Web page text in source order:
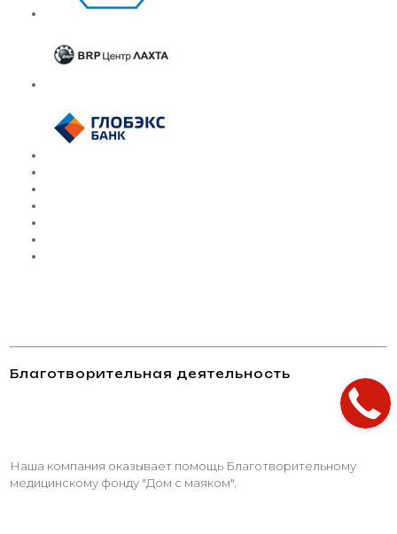
Благотворительная деятельность
Наша компания оказывает помощь Благотворительному
медицинскому фонду "Дом с маяком".